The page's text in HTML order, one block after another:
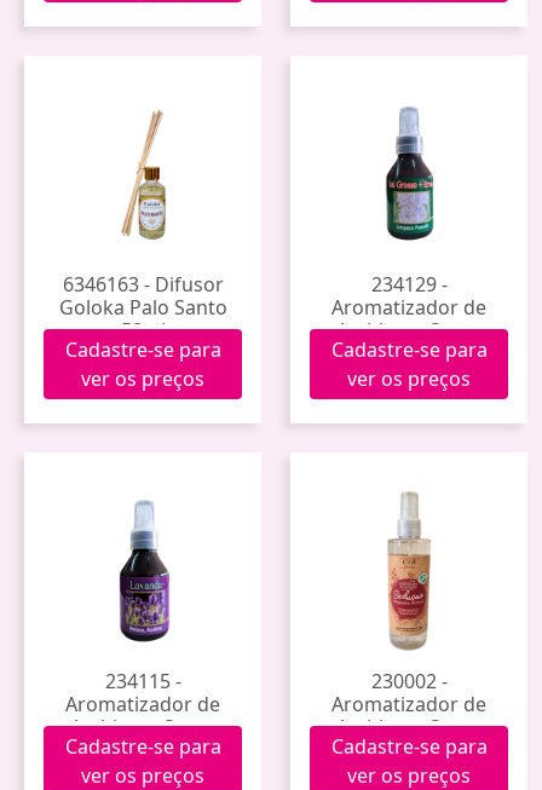
6346163 - Difusor
Goloka Palo Santo
50ml
Cadastre-se para
ver os preços
234129 -
Aromatizador de
Ambiente Spray
100ml (Sal Grosso +
Ervas)
Cadastre-se para
ver os preços
234115 -
Aromatizador de
Ambiente Spray
100ml (Lavanda)
Cadastre-se para
ver os preços
230002 -
Aromatizador de
Ambiente Spray
200ml Aromas
Sortidos
Cadastre-se para
ver os preços